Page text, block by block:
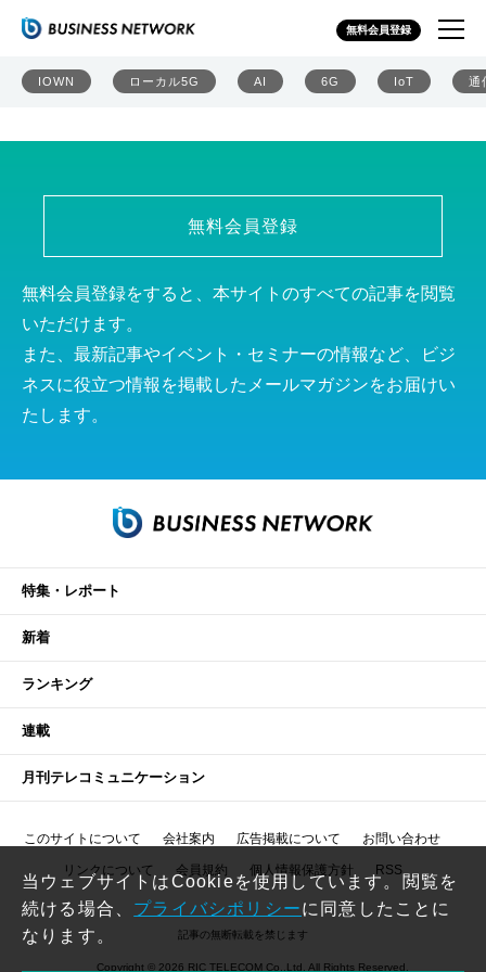
無料会員登録
IOWN ローカル5G AI 6G IoT 通
チェック・ポイント・ソフトウェア・テクノロジーズ株式
会社
無料会員登録
無料会員登録をすると、本サイトのすべての記事を閲覧
いただけます。
また、最新記事やイベント・セミナーの情報など、ビジ
ネスに役立つ情報を掲載したメールマガジンをお届けい
たします。
特集・レポート
新着
ランキング
連載
月刊テレコミュニケーション
このサイトについて 会社案内 広告掲載について お問い合わせ
リンクについて 会員規約 個人情報保護方針 RSS
記事の無断転載を禁じます
Copyright © 2026 RIC TELECOM Co.,Ltd. All Rights Reserved.
当ウェブサイトはCookieを使用しています。閲覧を
続ける場合、 プライバシポリシーに同意したことに
なります。